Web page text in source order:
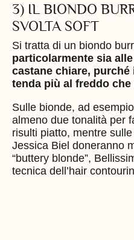
3) IL BIONDO
SVOLTA SOFT
Si tratta di un biondo
particolarmente sia
castane chiare,
tenda più al freddo che
Sulle bionde, ad
almeno due tonalità per
risulti piatto, mentre
Jessica Biel doneranno
“buttery blonde”,
tecnica dell’hair